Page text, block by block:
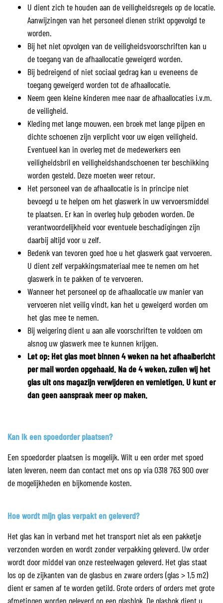
U dient zich te houden aan de veiligheidsregels op de locatie.
Aanwijzingen van het personeel dienen strikt opgevolgd te
worden.
Bij het niet opvolgen van de veiligheidsvoorschriften kan u
de toegang van de afhaallocatie geweigerd worden.
Bij bedreigend of niet sociaal gedrag kan u eveneens de
toegang geweigerd worden tot de afhaallocatie.
Neem geen kleine kinderen mee naar de afhaallocaties i.v.m.
de veiligheid.
Kleding met lange mouwen, een broek met lange pijpen en
dichte schoenen zijn verplicht voor uw eigen veiligheid.
Eventueel kan in overleg met de medewerkers een
veiligheidsbril en veiligheidshandschoenen ter beschikking
worden gesteld. Deze moeten weer retour.
Het personeel van de afhaallocatie is in principe niet
bevoegd u te helpen om het glaswerk in uw vervoersmiddel
te plaatsen. Er kan in overleg hulp geboden worden. De
verantwoordelijkheid voor eventuele beschadigingen zijn
daarbij altijd voor u zelf.
Bedenk van tevoren goed hoe u het glaswerk gaat vervoeren.
U dient zelf verpakkingsmateriaal mee te nemen om het
glaswerk in te pakken of te vervoeren.
Wanneer het personeel op de afhaallocatie uw manier van
vervoeren niet veilig vindt, kan het u geweigerd worden om
het glas mee te nemen.
Bij weigering dient u aan alle voorschriften te voldoen om
alsnog uw glaswerk mee te kunnen krijgen.
Let op: Het glas moet binnen 4 weken na het afhaalbericht
per mail worden opgehaald. Na de 4 weken, zullen wij het
glas uit ons magazijn verwijderen en vernietigen. U kunt er
dan geen aanspraak meer op maken.
Kan ik een spoedorder plaatsen?
Een spoedorder plaatsen is mogelijk. Wilt u een order met spoed
laten leveren, neem dan contact met ons op via 0318 763 900 over
de mogelijkheden en bijkomende kosten.
Hoe wordt mijn glas verpakt en geleverd?
Het glas kan in verband met het transport niet als een pakketje
verzonden worden en wordt zonder verpakking geleverd. Uw order
wordt door middel van onze resteelwagen geleverd. Het glas staat
los op de zijkanten van de glasbus en zware orders (glas > 1,5 m2)
dient er samen af te worden getild. Grote orders of orders met grote
afmetingen worden geleverd op een glasblok. De glasbok dient u